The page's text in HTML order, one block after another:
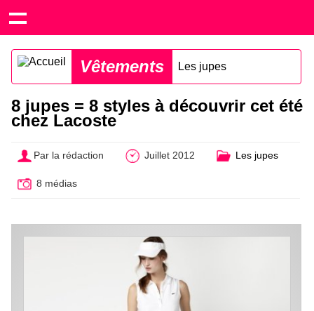
Vêtements Les jupes
8 jupes = 8 styles à découvrir cet été
chez Lacoste
Par la rédaction Juillet 2012 Les jupes
8 médias